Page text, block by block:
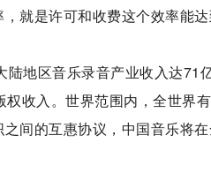
就是许可和收费这个效率能
地区音乐录音产业收入达71
收入。世界范围内，全世界
间的互惠协议，中国音乐将